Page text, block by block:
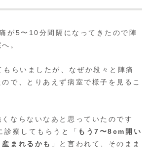
が5〜10分間隔になってきたので陣
。
らいましたが、なぜか段々と陣痛
で、とりあえず病室で様子を見るこ
ならないなあと思っていたのです
察してもらうと「 もう7〜8cm開い
まれるかも 」と言われて、そのまま